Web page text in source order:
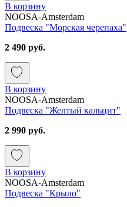
В корзину
NOOSA-Amsterdam
Подвеска "Морская черепаха"
2 490 руб.
В корзину
NOOSA-Amsterdam
Подвеска "Желтый кальцит"
2 990 руб.
В корзину
NOOSA-Amsterdam
Подвеска "Крыло"